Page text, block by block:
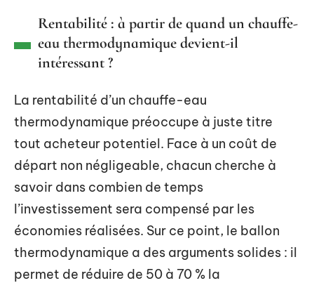
Rentabilité : à partir de quand un chauffe-
eau thermodynamique devient-il
intéressant ?
La rentabilité d’un chauffe-eau
thermodynamique préoccupe à juste titre
tout acheteur potentiel. Face à un coût de
départ non négligeable, chacun cherche à
savoir dans combien de temps
l’investissement sera compensé par les
économies réalisées. Sur ce point, le ballon
thermodynamique a des arguments solides : il
permet de réduire de 50 à 70 % la